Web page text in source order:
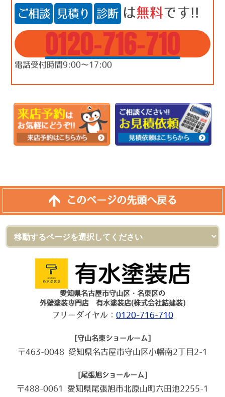
ご相談 見積り 診断 は無料です!!
0120-716-710
電話受付時間9:00～17:00
このページの先頭へ戻る
愛知県名古屋市守山区・名東区の
外壁塗装専門店 有水塗装店(株式会社結建装)
フリーダイヤル： 0120-716-710
[守山名東ショールーム]
〒463-0048 愛知県名古屋市守山区小幡南2丁目2-1
[尾張旭ショールーム]
〒488-0061 愛知県尾張旭市北原山町六田池2255-1